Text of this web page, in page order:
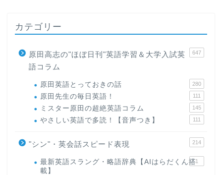
カテゴリー
原田高志の"ほぼ日刊"英語学習＆大学入試英
語コラム
647
原田英語とっておきの話 280
原田先生の毎日英語！ 111
ミスター原田の超絶英語コラム 145
やさしい英語で多読！【音声つき】 111
"シン"・英会話スピード表現 214
最新英語スラング・略語辞典【AIはらだくん搭
載】
1